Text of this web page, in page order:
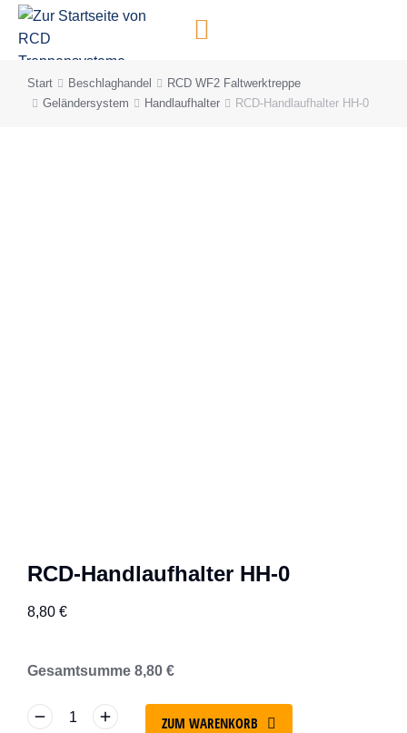
springen
Sie befinden sich hier:
Start Beschlaghandel
RCD WF2 Faltwerktreppe
Geländersystem
Handlaufhalter RCD-Handlaufhalter HH-0
RCD-Handlaufhalter HH-0
8,80 €
Gesamtsumme 8,80 €
ZUM WARENKORB